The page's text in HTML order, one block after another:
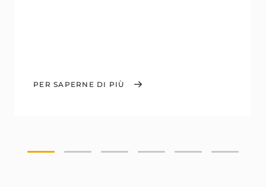
PER SAPERNE DI PIÙ